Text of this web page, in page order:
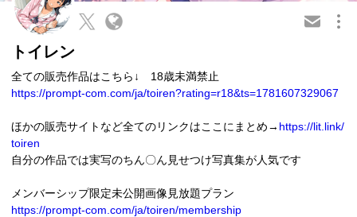
トイレン
全ての販売作品はこちら↓ 18歳未満禁止
https://prompt-com.com/ja/toiren?rating=r18&ts=1781607329067
ほかの販売サイトなど全てのリンクはここにまとめ→ https://lit.link/
toiren
自分の作品では実写のちん〇ん見せつけ写真集が人気です
メンバーシップ限定未公開画像見放題プラン
https://prompt-com.com/ja/toiren/membership